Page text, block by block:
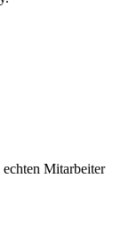
echten Mitarbeiter